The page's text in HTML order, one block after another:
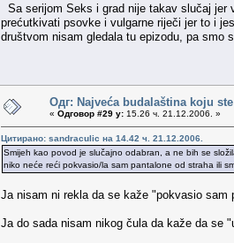
Sa serijom Seks i grad nije takav slučaj jer
prećutkivati psovke i vulgarne riječi jer to i
društvom nisam gledala tu epizodu, pa
Одг: Najveća budalaština koju
« Одговор #29 у: 15.26 ч. 21.12.2006. »
Цитирано: sandraculic на 14.42 ч. 21.12.2006.
Smijeh kao povod je slučajno odabran, a ne bih se
niko neće reći pokvasio/la sam pantalone od straha ili
Ja nisam ni rekla da se kaže "pokvasio sam
Ja do sada nisam nikog čula da kaže da se